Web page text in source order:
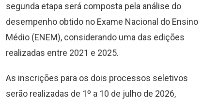
segunda etapa será composta pela análise do
desempenho obtido no Exame Nacional do Ensino
Médio (ENEM), considerando uma das edições
realizadas entre 2021 e 2025.
As inscrições para os dois processos seletivos
serão realizadas de 1º a 10 de julho de 2026,